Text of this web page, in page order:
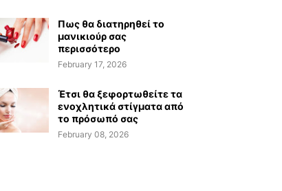
Πως θα διατηρηθεί το
μανικιούρ σας
περισσότερο
February 17, 2026
Έτσι θα ξεφορτωθείτε τα
ενοχλητικά στίγματα από
το πρόσωπό σας
February 08, 2026